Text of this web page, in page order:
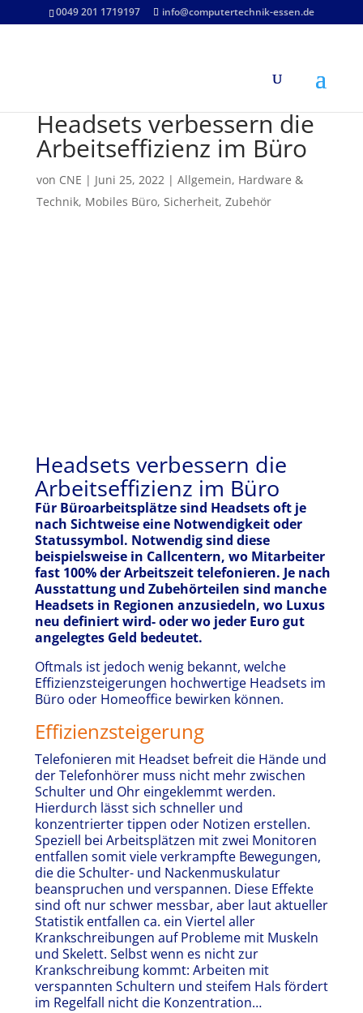
0049 201 1719197 info@computertechnik-essen.de
Headsets verbessern die
Arbeitseffizienz im Büro
von CNE | Juni 25, 2022| Allgemein, Hardware &
Technik, Mobiles Büro, Sicherheit, Zubehör
Headsets verbessern die
Arbeitseffizienz im Büro
Für Büroarbeitsplätze sind Headsets oft je
nach Sichtweise eine Notwendigkeit oder
Statussymbol. Notwendig sind diese
beispielsweise in Callcentern, wo Mitarbeiter
fast 100% der Arbeitszeit telefonieren. Je nach
Ausstattung und Zubehörteilen sind manche
Headsets in Regionen anzusiedeln, wo Luxus
neu definiert wird- oder wo jeder Euro gut
angelegtes Geld bedeutet.
Oftmals ist jedoch wenig bekannt, welche
Effizienzsteigerungen hochwertige Headsets im
Büro oder Homeoffice bewirken können.
Effizienzsteigerung
Telefonieren mit Headset befreit die Hände und
der Telefonhörer muss nicht mehr zwischen
Schulter und Ohr eingeklemmt werden.
Hierdurch lässt sich schneller und
konzentrierter tippen oder Notizen erstellen.
Speziell bei Arbeitsplätzen mit zwei Monitoren
entfallen somit viele verkrampfte Bewegungen,
die die Schulter- und Nackenmuskulatur
beanspruchen und verspannen. Diese Effekte
sind oft nur schwer messbar, aber laut aktueller
Statistik entfallen ca. ein Viertel aller
Krankschreibungen auf Probleme mit Muskeln
und Skelett. Selbst wenn es nicht zur
Krankschreibung kommt: Arbeiten mit
verspannten Schultern und steifem Hals fördert
im Regelfall nicht die Konzentration…